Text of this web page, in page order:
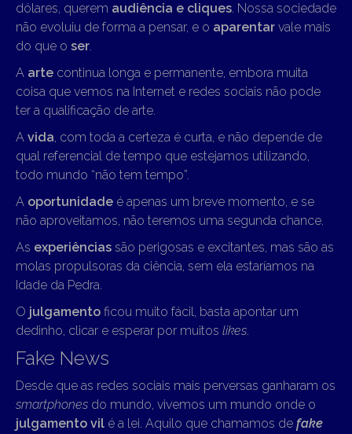
dólares, querem audiência e cliques. Nossa sociedade
não evoluiu de forma a pensar, e o aparentar vale mais
do que o ser.
A arte continua longa e permanente, embora muita
coisa que vemos na Internet e redes sociais não pode
ter a qualificação de arte.
A vida, com toda a certeza é curta, e não depende de
qual referencial de tempo que estejamos utilizando,
todo mundo “não tem tempo”.
A oportunidade é apenas um breve momento, e se
não aproveitamos, não teremos uma segunda chance.
As experiências são perigosas e excitantes, mas são as
molas propulsoras da ciência, sem ela estaríamos na
Idade da Pedra.
O julgamento ficou muito fácil, basta apontar um
dedinho, clicar e esperar por muitos likes.
Fake News
Desde que as redes sociais mais perversas ganharam os
smartphones do mundo, vivemos um mundo onde o
julgamento vil é a lei. Aquilo que chamamos de fake